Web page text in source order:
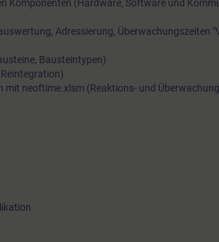
Sicherheitstechnik der Prozessindustrie.
Komponenten (Hardware, Software und
Adressierung, Überwachungszeiten
Bausteintypen)
mit neoftime.xlsm (Reaktions- und